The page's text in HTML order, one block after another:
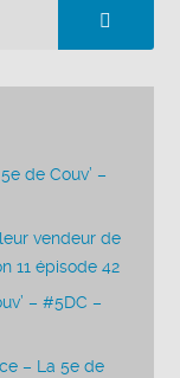
de Couv’ –
vendeur de
11 épisode 42
– #5DC –
– La 5e de